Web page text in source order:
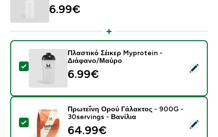
6.99€‎
Select this product - Πλαστικό Σέικερ Myprotein -
Πλαστικό Σέικερ Myprotein -
Διάφανο/Μαύρο
6.99€‎
Select this product - Πρωτεΐνη Ορού Γάλακτος -
Πρωτεΐνη Ορού Γάλακτος - 900G -
30servings - Βανίλια
64.99€‎